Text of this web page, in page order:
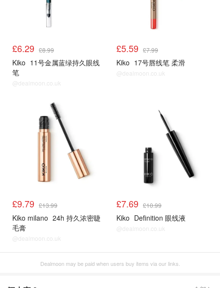
£6.29 £8.99
Kiko 11号金属蓝绿持久眼线
笔
@dealmoon.co.uk
£5.59 £7.99
Kiko 17号唇线笔 柔滑
@dealmoon.co.uk
£9.79 £13.99
Kiko milano 24h 持久浓密睫
毛膏
@dealmoon.co.uk
£7.69 £10.99
Kiko Definition 眼线液
@dealmoon.co.uk
Dealmoon may be paid when users buy items via our links.